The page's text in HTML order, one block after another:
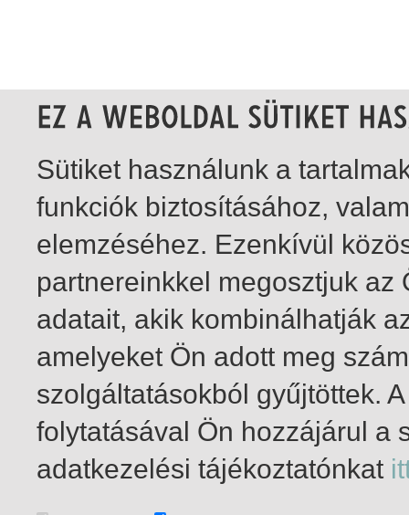
1-4 / összesen 4 találat
Sütiket használunk a
funkciók biztosításához,
elemzéséhez. Ezenkívül
partnereinkkel megosztjuk
adatait, akik kombinálhatják
amelyeket Ön adott meg
szolgáltatásokból gyűjtöttek.
folytatásával Ön hozzájárul a
adatkezelési tájékoztatónkat